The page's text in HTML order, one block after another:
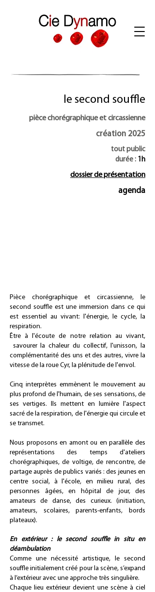
le second souffle
pièce chorégraphique et circassienne
création 2025
tout public
durée : 1h
dossier de présentation
agenda
Pièce chorégraphique et circassienne, le
second souffle est une immersion dans ce qui
est essentiel au vivant: l'énergie, le cycle, la
respiration.
Être à l'écoute de notre relation au vivant,
savourer la chaleur du collectif, l'unisson, la
complémentarité des uns et des autres, vivre la
vitesse de la roue Cyr, la plénitude de l'envol.
Cinq interprètes emmènent le mouvement au
plus profond de l'humain, de ses sensations, de
ses vertiges. Ils mettent en lumière l'aspect
sacré de la respiration, de l'énergie qui circule et
se transmet.
Nous proposons en amont ou en parallèle des
représentations des temps d'ateliers
chorégraphiques, de voltige, de rencontre, de
partage auprès de publics variés : des jeunes en
centre social, à l'école, en milieu rural, des
personnes âgées, en hôpital de jour, des
amateurs de danse, des curieux. (initiation,
amateurs, scolaires, parents-enfants, bords
plateaux).
En extérieur : le second souffle in situ en
déambulation
Comme une nécessité artistique, le second
souffle initialement créé pour la scène, s’expand
à l’extérieur avec une approche très singulière.
Chaque lieu extérieur devient une scène à ciel